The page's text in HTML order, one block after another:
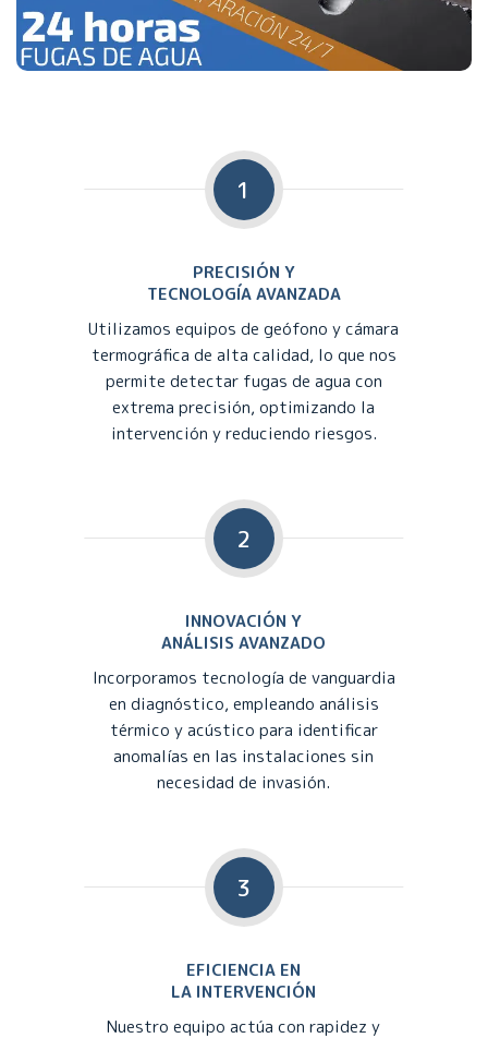
1
PRECISIÓN Y
TECNOLOGÍA AVANZADA
Utilizamos equipos de geófono y cámara
termográfica de alta calidad, lo que nos
permite detectar fugas de agua con
extrema precisión, optimizando la
intervención y reduciendo riesgos.
2
INNOVACIÓN Y
ANÁLISIS AVANZADO
Incorporamos tecnología de vanguardia
en diagnóstico, empleando análisis
térmico y acústico para identificar
anomalías en las instalaciones sin
necesidad de invasión.
3
EFICIENCIA EN
LA INTERVENCIÓN
Nuestro equipo actúa con rapidez y